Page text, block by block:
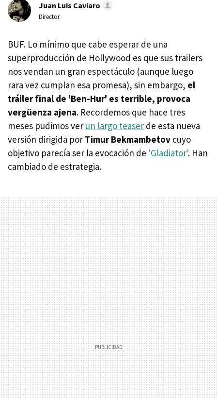
Juan Luis Caviaro
Director
BUF. Lo mínimo que cabe esperar de una
superproducción de Hollywood es que sus trailers
nos vendan un gran espectáculo (aunque luego
rara vez cumplan esa promesa), sin embargo, el
tráiler final de 'Ben-Hur' es terrible, provoca
vergüenza ajena. Recordemos que hace tres
meses pudimos ver un largo teaser de esta nueva
versión dirigida por Timur Bekmambetov cuyo
objetivo parecía ser la evocación de 'Gladiator'. Han
cambiado de estrategia.